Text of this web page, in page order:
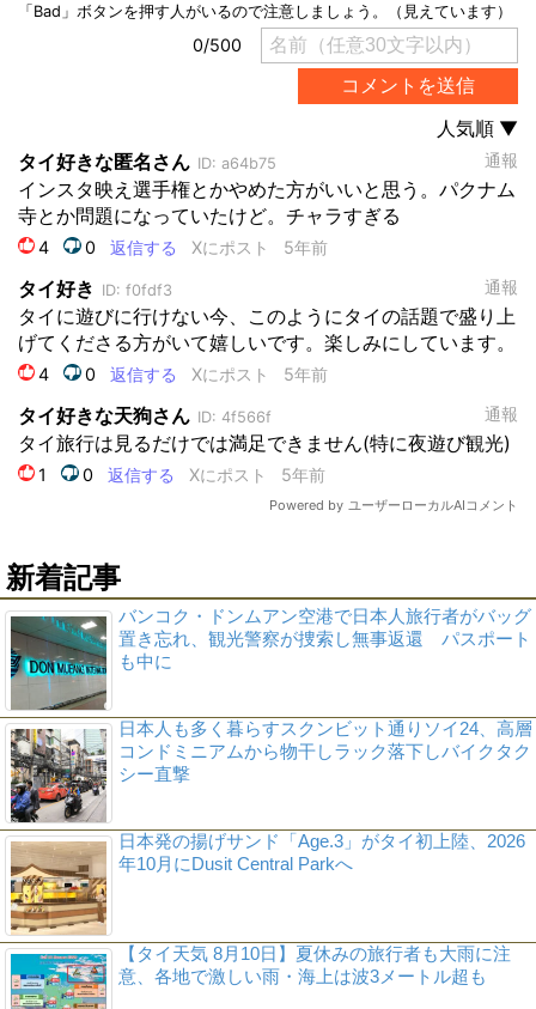
新着記事
バンコク・ドンムアン空港で日本人旅行者がバッグ
置き忘れ、観光警察が捜索し無事返還 パスポート
も中に
日本人も多く暮らすスクンビット通りソイ24、高層
コンドミニアムから物干しラック落下しバイクタク
シー直撃
日本発の揚げサンド「Age.3」がタイ初上陸、2026
年10月にDusit Central Parkへ
【タイ天気 8月10日】夏休みの旅行者も大雨に注
意、各地で激しい雨・海上は波3メートル超も